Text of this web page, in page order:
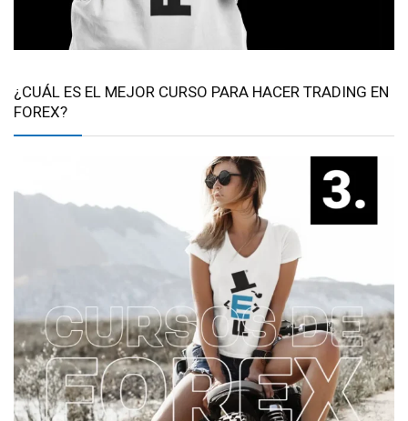
¿CUÁL ES EL MEJOR CURSO PARA HACER TRADING EN
FOREX?